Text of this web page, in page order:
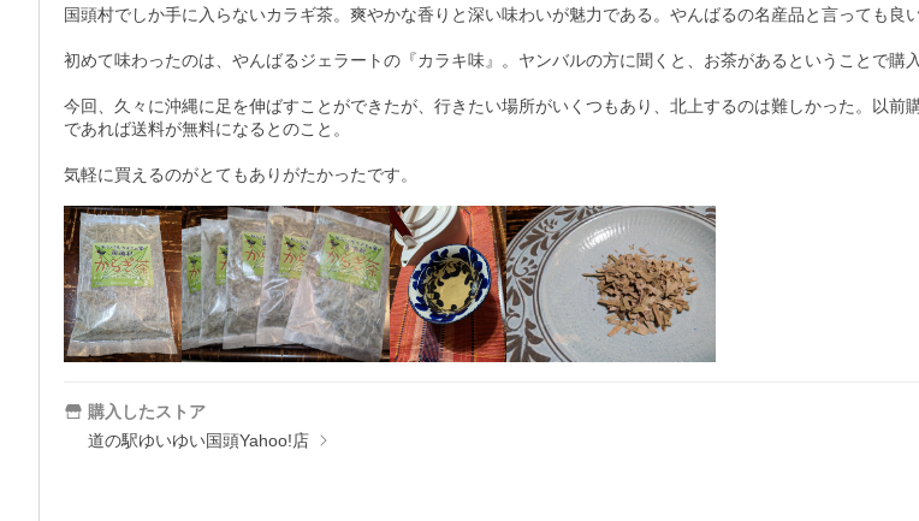
国頭村でしか手に入らないカラギ茶。爽やかな香りと深い味わいが魅力である。やんばるの名産品と言っても良い
初めて味わったのは、やんばるジェラートの『カラキ味』。ヤンバルの方に聞くと、お茶があるということで購入
今回、久々に沖縄に足を伸ばすことができたが、行きたい場所がいくつもあり、北上するのは難しかった。以
であれば送料が無料になるとのこと。
気軽に買えるのがとてもありがたかったです。
購入したストア
道の駅ゆいゆい国頭Yahoo!店